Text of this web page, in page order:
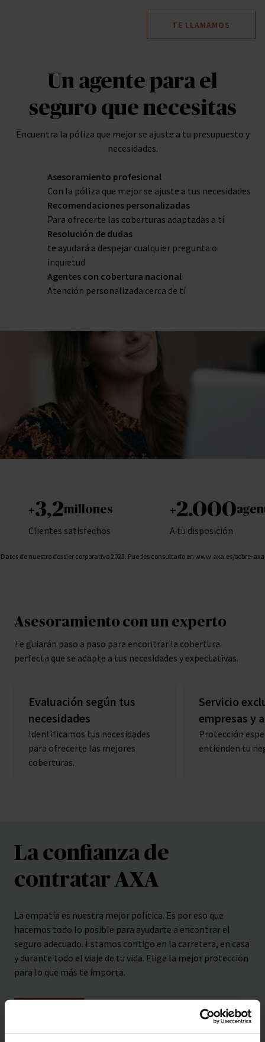
TE LLAMAMOS
Un agente para el
seguro que necesitas
Encuentra la póliza que mejor se ajuste a tu presupuesto y
necesidades.
Asesoramiento profesional
Con la póliza que mejor se ajuste a tus necesidades
Recomendaciones personalizadas
Para ofrecerte las coberturas adaptadas a tí
Resolución de dudas
te ayudará a despejar cualquier pregunta o
inquietud
Agentes con cobertura nacional
Atención personalizada cerca de tí
+3,2millones
Clientes satisfechos
+2.000
A tu disposición
Datos de nuestro dossier corporativo 2023. Puedes consultarlo en www.axa.es/sobre-axa
Asesoramiento con un experto
Te guiarán paso a paso para encontrar la cobertura
perfecta que se adapte a tus necesidades y expectativas.
Evaluación según tus
necesidades
Identificamos tus necesidades
para ofrecerte las mejores
coberturas.
Servicio
empresas y
Protección
entienden tu
La confianza de
contratar AXA
La empatía es nuestra mejor política. Es por eso que
hacemos todo lo posible para ayudarte a encontrar el
seguro adecuado. Estamos contigo en la carretera, en casa
y durante todo el viaje de tu vida. Elige la mejor protección
para lo que más te importa.